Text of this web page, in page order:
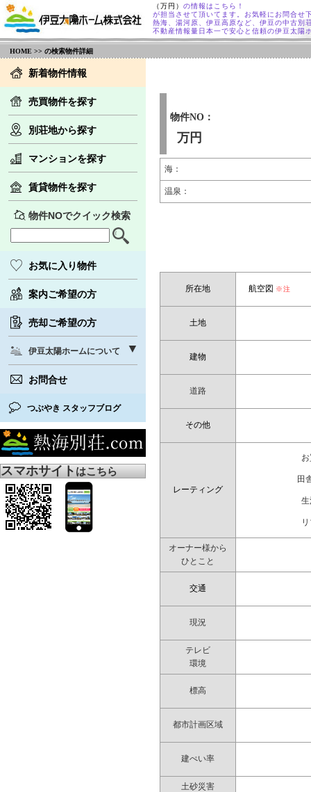
（万円） の情報はこちら！
が担当させて頂いてます。お気軽にお問合せ
熱海、湯河原、伊豆高原など、伊豆の中古別
不動産情報量日本一で安心と信頼の伊豆太陽
HOME >> の検索物件詳細
新着物件情報
売買物件を探す
別荘地から探す
マンションを探す
賃貸物件を探す
物件NOでクイック検索
お気に入り物件
案内ご希望の方
売却ご希望の方
伊豆太陽ホームについて
お問合せ
つぶやき スタッフブログ
スマホサイトはこちら
物件NO：
万円
海：
温泉：
所在地 航空図 ※注
土地
建物
道路
その他
レーティング
田
オーナー様から
ひとこと
交通
現況
テレビ
環境
標高
都市計画区域
建ぺい率
土砂災害